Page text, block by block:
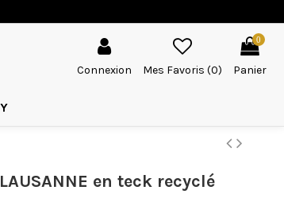
Connexion Mes Favoris (0)
0
Panier
en teck recyclé